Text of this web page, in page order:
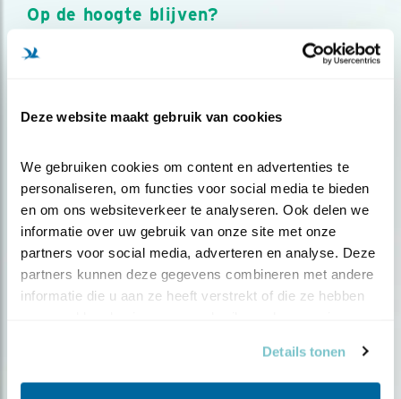
Deze website maakt gebruik van cookies
We gebruiken cookies om content en advertenties te
personaliseren, om functies voor social media te bieden
en om ons websiteverkeer te analyseren. Ook delen we
informatie over uw gebruik van onze site met onze
partners voor social media, adverteren en analyse. Deze
partners kunnen deze gegevens combineren met andere
informatie die u aan ze heeft verstrekt of die ze hebben
Details tonen
Op de hoogte blijven?
Meld je aan en ontvang nieuws, inspiratie, acties en tips
over vogels en activiteiten van Vogelbescherming.